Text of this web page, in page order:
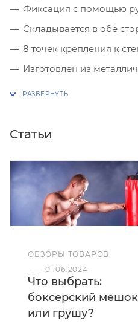
Фиксация с помощью
Складывается в обе
8 точек крепления к
Изготовлен из
Статьи
ОБЗОРЫ ТОВАРОВ
— 01.06.2024
Что выбрать:
боксерский мешок
или грушу?